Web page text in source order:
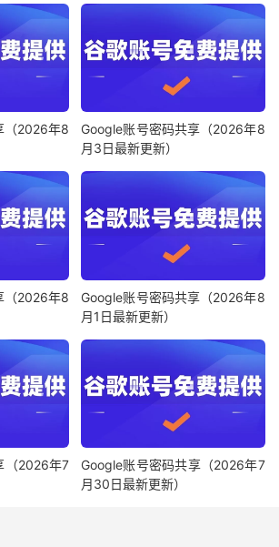
（2026年8
Google账号密码共享（2026年8
月3日最新更新）
（2026年8
Google账号密码共享（2026年8
月1日最新更新）
（2026年7
Google账号密码共享（2026年7
月30日最新更新）